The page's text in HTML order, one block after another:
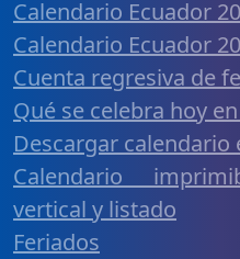
Calendario Ecuador
Calendario Ecuador
Cuenta regresiva de
Qué se celebra hoy
Descargar calendario
Calendario
vertical y listado
Feriados